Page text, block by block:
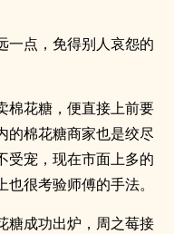
一点，免得别人哀怨的
棉花糖，便直接上前要
的棉花糖商家也是绞尽
受宠，现在市面上多的
很考验师傅的手法。
糖成功出炉，周之莓接